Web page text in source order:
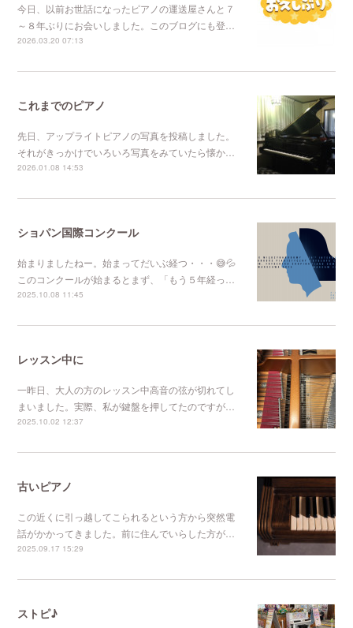
今日、以前お世話になったピアノの運送屋さんと７
～８年ぶりにお会いしました。このブログにも登…
2026.03.20 07:13
これまでのピアノ
先日、アップライトピアノの写真を投稿しました。
それがきっかけでいろいろ写真をみていたら懐か…
2026.01.08 14:53
ショパン国際コンクール
始まりましたねー。始まってだいぶ経つ・・・😅💦
このコンクールが始まるとまず、「もう５年経っ…
2025.10.08 11:45
レッスン中に
一昨日、大人の方のレッスン中高音の弦が切れてし
まいました。実際、私が鍵盤を押してたのですが…
2025.10.02 12:37
古いピアノ
この近くに引っ越してこられるという方から突然電
話がかかってきました。前に住んでいらした方が…
2025.09.17 15:29
ストピ♪